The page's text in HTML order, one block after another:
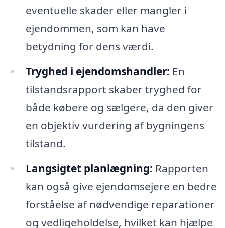
eventuelle skader eller mangler i
ejendommen, som kan have
betydning for dens værdi.
Tryghed i ejendomshandler: En
tilstandsrapport skaber tryghed for
både købere og sælgere, da den giver
en objektiv vurdering af bygningens
tilstand.
Langsigtet planlægning: Rapporten
kan også give ejendomsejere en bedre
forståelse af nødvendige reparationer
og vedligeholdelse, hvilket kan hjælpe